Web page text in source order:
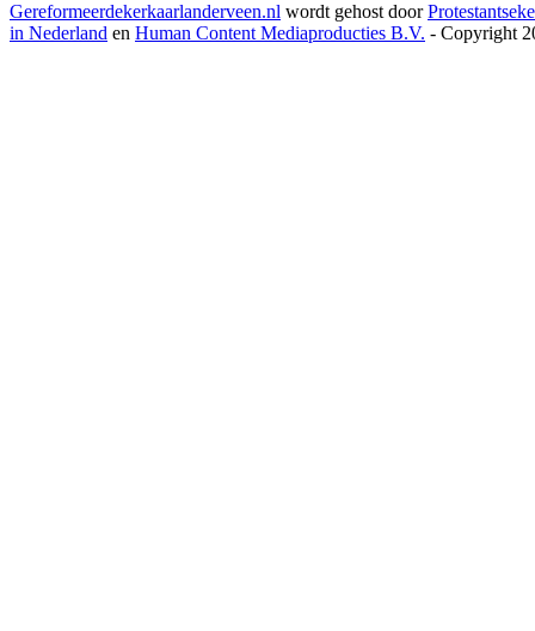
Gereformeerdekerkaarlanderveen.nl wordt gehost door
in Nederland en Human Content Mediaproducties B.V. - Copyright